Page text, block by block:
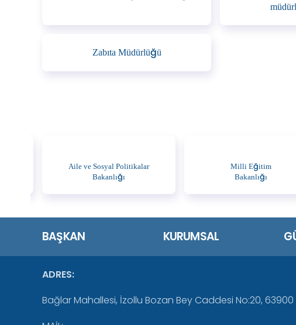
Zabıta Müdürlüğü
Aile ve Sosyal Politikalar
Bakanlığı
Milli Eğitim
Bakanlığı
BAŞKAN KURUMSAL
ADRES:
Bağlar Mahallesi, İzollu Bozan Bey Caddesi No:20, 63900